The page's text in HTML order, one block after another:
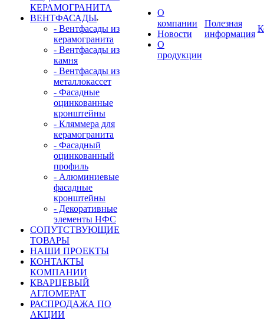
КЕРАМОГРАНИТА
ВЕНТФАСАДЫ
- Вентфасады из
керамогранита
- Вентфасады из
камня
- Вентфасады из
металлокассет
- Фасадные
оцинкованные
кронштейны
- Кляммера для
керамогранита
- Фасадный
оцинкованный
профиль
- Алюминиевые
фасадные
кронштейны
- Декоративные
элементы НФС
СОПУТСТВУЮЩИЕ
ТОВАРЫ
НАШИ ПРОЕКТЫ
КОНТАКТЫ
КОМПАНИИ
КВАРЦЕВЫЙ
АГЛОМЕРАТ
РАСПРОДАЖА ПО
АКЦИИ
О
компании
Новости
О
продукции
Полезная
информация